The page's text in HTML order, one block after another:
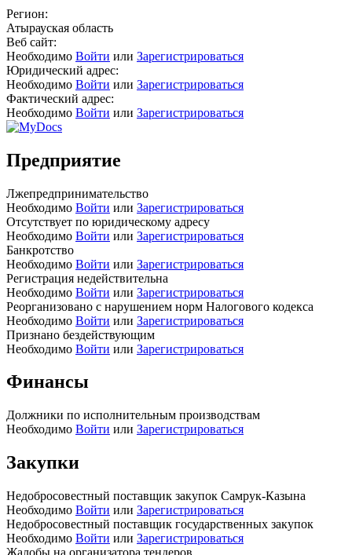
Регион:
Атырауская область
Веб сайт:
Необходимо Войти или Зарегистрироваться
Юридический адрес:
Необходимо Войти или Зарегистрироваться
Фактический адрес:
Необходимо Войти или Зарегистрироваться
Предприятие
Лжепредпринимательство
Необходимо Войти или Зарегистрироваться
Отсутствует по юридическому адресу
Необходимо Войти или Зарегистрироваться
Банкротство
Необходимо Войти или Зарегистрироваться
Регистрация недействительна
Необходимо Войти или Зарегистрироваться
Реорганизовано с нарушением норм Налогового кодекса
Необходимо Войти или Зарегистрироваться
Признано бездействующим
Необходимо Войти или Зарегистрироваться
Финансы
Должники по исполнительным производствам
Необходимо Войти или Зарегистрироваться
Закупки
Недобросовестный поставщик закупок Самрук-Казына
Необходимо Войти или Зарегистрироваться
Недобросовестный поставщик государственных закупок
Необходимо Войти или Зарегистрироваться